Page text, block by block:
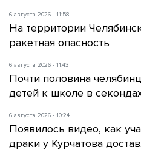
6 августа 2026 - 11:58
На территории
ракетная опасность
6 августа 2026 - 11:43
Почти половина
детей к школе в
6 августа 2026 - 10:24
Появилось видео, как
драки у Курчатова